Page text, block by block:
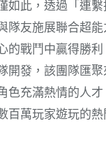
如此，透過「連
隊友施展聯合超
的戰鬥中贏得勝
開發，該團隊匯聚
色充滿熱情的人
百萬玩家遊玩的